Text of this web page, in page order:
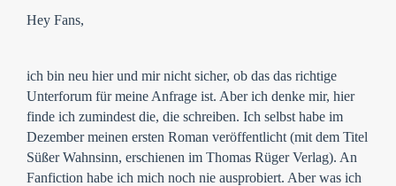
Hey Fans,
ich bin neu hier und mir nicht sicher, ob das das richtige
Unterforum für meine Anfrage ist. Aber ich denke mir, hier
finde ich zumindest die, die schreiben. Ich selbst habe im
Dezember meinen ersten Roman veröffentlicht (mit dem Titel
Süßer Wahnsinn, erschienen im Thomas Rüger Verlag). An
Fanfiction habe ich mich noch nie ausprobiert. Aber was ich